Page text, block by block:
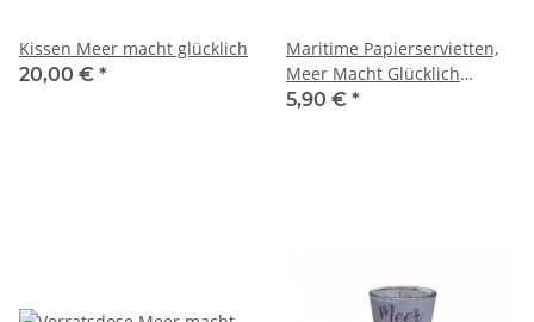
Kissen Meer macht glücklich
20,00 € *
Maritime Papierservietten,
Meer Macht Glücklich
Design
5,90 € *